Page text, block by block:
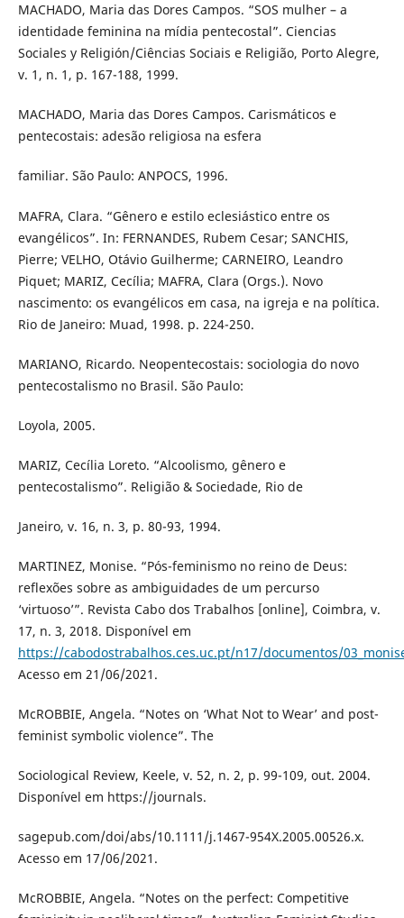
MACHADO, Maria das Dores Campos. “SOS mulher – a
identidade feminina na mídia pentecostal”. Ciencias
Sociales y Religión/Ciências Sociais e Religião, Porto Alegre,
v. 1, n. 1, p. 167-188, 1999.
MACHADO, Maria das Dores Campos. Carismáticos e
pentecostais: adesão religiosa na esfera
familiar. São Paulo: ANPOCS, 1996.
MAFRA, Clara. “Gênero e estilo eclesiástico entre os
evangélicos”. In: FERNANDES, Rubem Cesar; SANCHIS,
Pierre; VELHO, Otávio Guilherme; CARNEIRO, Leandro
Piquet; MARIZ, Cecília; MAFRA, Clara (Orgs.). Novo
nascimento: os evangélicos em casa, na igreja e na política.
Rio de Janeiro: Muad, 1998. p. 224-250.
MARIANO, Ricardo. Neopentecostais: sociologia do novo
pentecostalismo no Brasil. São Paulo:
Loyola, 2005.
MARIZ, Cecília Loreto. “Alcoolismo, gênero e
pentecostalismo”. Religião & Sociedade, Rio de
Janeiro, v. 16, n. 3, p. 80-93, 1994.
MARTINEZ, Monise. “Pós-feminismo no reino de Deus:
reflexões sobre as ambiguidades de um percurso
‘virtuoso’”. Revista Cabo dos Trabalhos [online], Coimbra, v.
17, n. 3, 2018. Disponível em
https://cabodostrabalhos.ces.uc.pt/n17/documentos/
Acesso em 21/06/2021.
McROBBIE, Angela. “Notes on ‘What Not to Wear’ and post-
feminist symbolic violence”. The
Sociological Review, Keele, v. 52, n. 2, p. 99-109, out. 2004.
Disponível em https://journals.
sagepub.com/doi/abs/10.1111/j.1467-954X.2005.00526.x.
Acesso em 17/06/2021.
McROBBIE, Angela. “Notes on the perfect: Competitive